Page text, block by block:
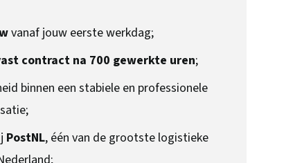
vanaf jouw eerste werkdag;
contract na 700 gewerkte uren;
binnen een stabiele en professionele
PostNL, één van de grootste logistieke